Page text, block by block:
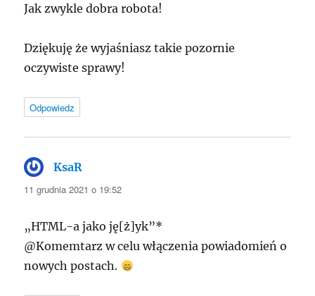
Jak zwykle dobra robota!
Dziękuję że wyjaśniasz takie pozornie
oczywiste sprawy!
Odpowiedz
KsaR
11 grudnia 2021 o 19:52
„HTML-a jako ję[ż]yk”*
@Komemtarz w celu włączenia powiadomień o
nowych postach.